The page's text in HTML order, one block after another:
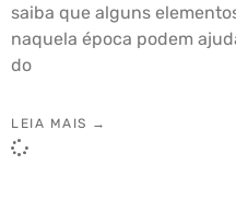
saiba que alguns
naquela época podem
do
LEIA MAIS →